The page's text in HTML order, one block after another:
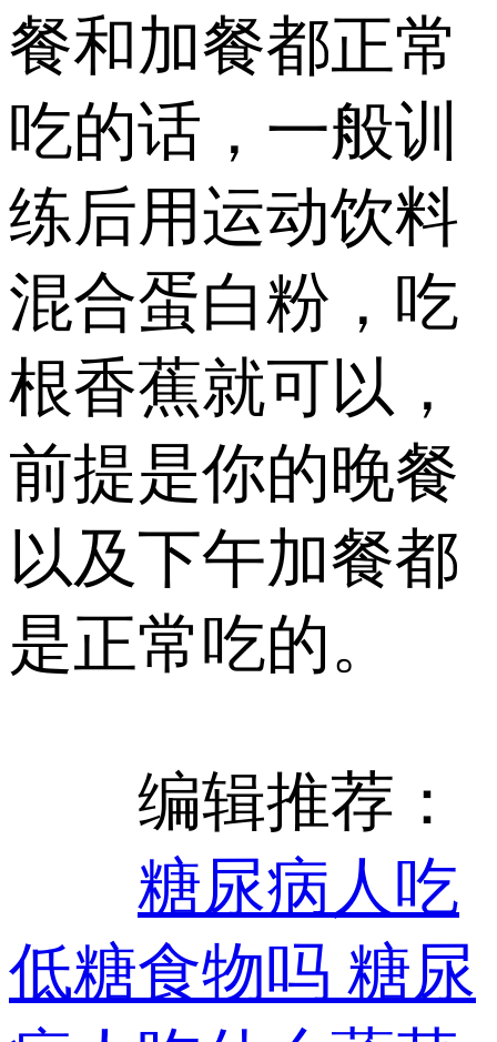
餐和加餐都正常
吃的话，一般训
练后用运动饮料
混合蛋白粉，吃
根香蕉就可以，
前提是你的晚餐
以及下午加餐都
是正常吃的。
编辑推荐：
糖尿病人吃
低糖食物吗 糖尿